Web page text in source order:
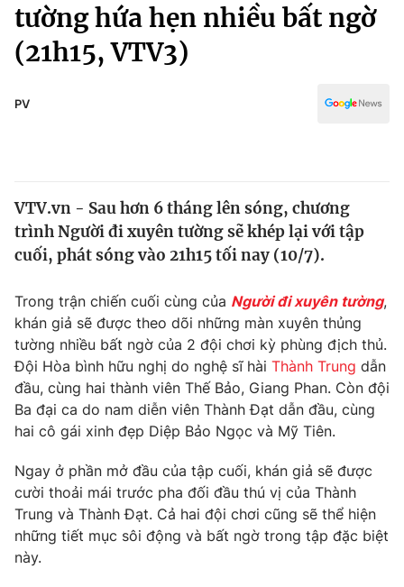
Chính trị
Xã hội
Pháp luật
Thế giới
Tin tức
Câu chuyện quốc tế
Kinh tế
Tài chính
Thị trường
Góc doanh nghiệp
Dữ liệu và đời sống
Truyền hình
Phim VTV
Hậu trường
Nhân vật
Khán giả
Giải sao mai
Giải trí
Điện ảnh
Âm nhạc
Sao
Đời sống
Du lịch
Làm đẹp
Giáo dục
Tuyển sinh
Truyền hình
Văn hóa - Giải trí
Y tế
tường hứa hẹn nhiều bất ngờ
(21h15, VTV3)
PV
VTV.vn - Sau hơn 6 tháng lên sóng, chương
trình Người đi xuyên tường sẽ khép lại với tập
cuối, phát sóng vào 21h15 tối nay (10/7).
Trong trận chiến cuối cùng của Người đi xuyên tường,
khán giả sẽ được theo dõi những màn xuyên thủng
tường nhiều bất ngờ của 2 đội chơi kỳ phùng địch thủ.
Đội Hòa bình hữu nghị do nghệ sĩ hài Thành Trung dẫn
đầu, cùng hai thành viên Thế Bảo, Giang Phan. Còn đội
Ba đại ca do nam diễn viên Thành Đạt dẫn đầu, cùng
hai cô gái xinh đẹp Diệp Bảo Ngọc và Mỹ Tiên.
Ngay ở phần mở đầu của tập cuối, khán giả sẽ được
cười thoải mái trước pha đối đầu thú vị của Thành
Trung và Thành Đạt. Cả hai đội chơi cũng sẽ thể hiện
những tiết mục sôi động và bất ngờ trong tập đặc biệt
này.